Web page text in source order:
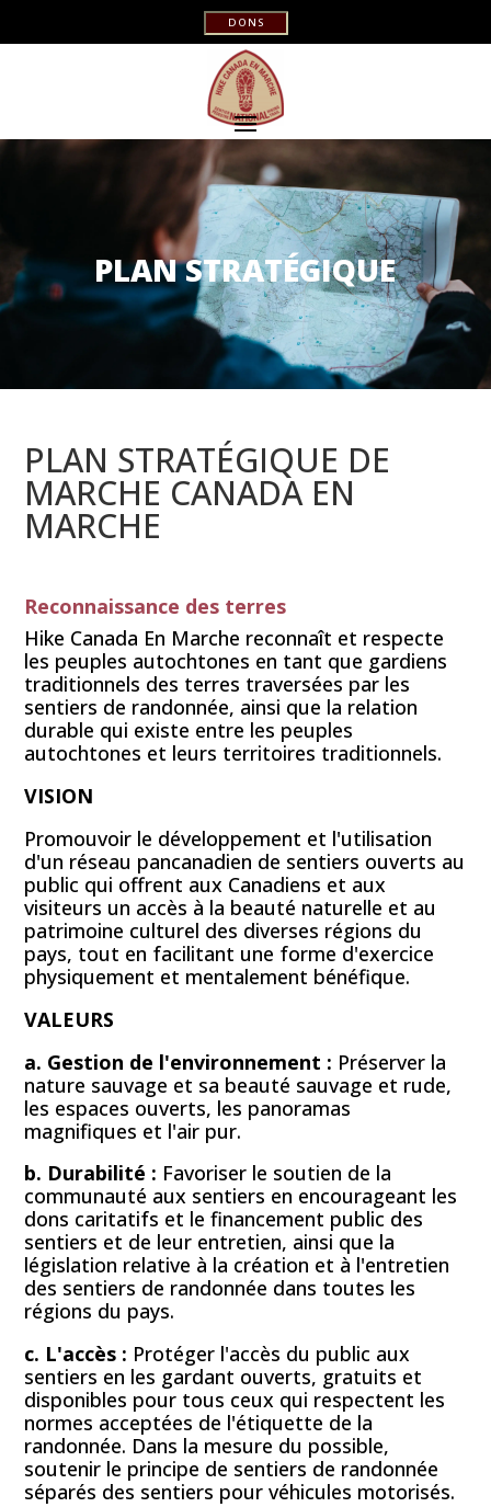
DONS
PLAN STRATÉGIQUE
PLAN STRATÉGIQUE DE
MARCHE CANADA EN
MARCHE
Reconnaissance des terres
Hike Canada En Marche reconnaît et respecte
les peuples autochtones en tant que gardiens
traditionnels des terres traversées par les
sentiers de randonnée, ainsi que la relation
durable qui existe entre les peuples
autochtones et leurs territoires traditionnels.
VISION
Promouvoir le développement et l'utilisation
d'un réseau pancanadien de sentiers ouverts au
public qui offrent aux Canadiens et aux
visiteurs un accès à la beauté naturelle et au
patrimoine culturel des diverses régions du
pays, tout en facilitant une forme d'exercice
physiquement et mentalement bénéfique.
VALEURS
a. Gestion de l'environnement : Préserver la
nature sauvage et sa beauté sauvage et rude,
les espaces ouverts, les panoramas
magnifiques et l'air pur.
b. Durabilité : Favoriser le soutien de la
communauté aux sentiers en encourageant les
dons caritatifs et le financement public des
sentiers et de leur entretien, ainsi que la
législation relative à la création et à l'entretien
des sentiers de randonnée dans toutes les
régions du pays.
c. L'accès : Protéger l'accès du public aux
sentiers en les gardant ouverts, gratuits et
disponibles pour tous ceux qui respectent les
normes acceptées de l'étiquette de la
randonnée. Dans la mesure du possible,
soutenir le principe de sentiers de randonnée
séparés des sentiers pour véhicules motorisés.